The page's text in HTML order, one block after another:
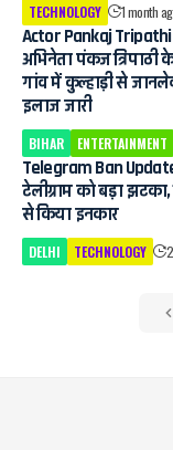
TECHNOLOGY 1 month
Actor Pankaj
अभिनेता पंकज त्रिपाठी
गांव में कुल्हाड़ी से
इलाज जारी
BIHAR ENTERTAINMENT
Telegram Ban
टेलीग्राम को बड़ा झटका,
से किया इनकार
DELHI TECHNOLOGY